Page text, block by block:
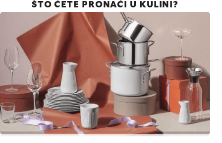
ŠTO ĆETE PRONAĆI U KULINI?